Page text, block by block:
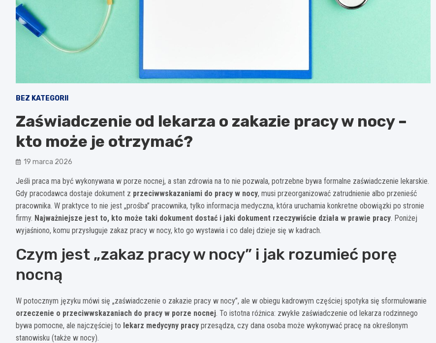
BEZ KATEGORII
Zaświadczenie od lekarza o zakazie pracy w nocy –
kto może je otrzymać?
19 marca 2026
Jeśli praca ma być wykonywana w porze nocnej, a stan zdrowia na to nie pozwala, potrzebne bywa formalne zaświadczenie lekarskie.
Gdy pracodawca dostaje dokument z przeciwwskazaniami do pracy w nocy, musi przeorganizować zatrudnienie albo przenieść
pracownika. W praktyce to nie jest „prośba” pracownika, tylko informacja medyczna, która uruchamia konkretne obowiązki po stronie
firmy. Najważniejsze jest to, kto może taki dokument dostać i jaki dokument rzeczywiście działa w prawie pracy. Poniżej
wyjaśniono, komu przysługuje zakaz pracy w nocy, kto go wystawia i co dalej dzieje się w kadrach.
Czym jest „zakaz pracy w nocy” i jak rozumieć porę
nocną
W potocznym języku mówi się „zaświadczenie o zakazie pracy w nocy”, ale w obiegu kadrowym częściej spotyka się sformułowanie
orzeczenie o przeciwwskazaniach do pracy w porze nocnej. To istotna różnica: zwykłe zaświadczenie od lekarza rodzinnego
bywa pomocne, ale najczęściej to lekarz medycyny pracy przesądza, czy dana osoba może wykonywać pracę na określonym
stanowisku (także w nocy).